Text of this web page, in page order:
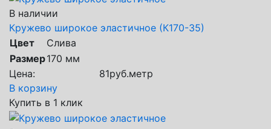
В наличии
Кружево широкое эластичное (К170-35)
Цвет
Слива
Размер170 мм
Цена:
81руб.метр
В корзину
Купить в 1 клик